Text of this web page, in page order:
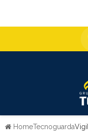
HomeTecnoguarda